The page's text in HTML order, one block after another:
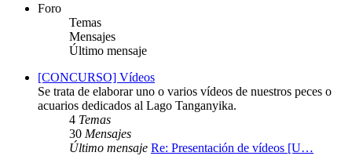
Foro
Temas
Mensajes
Último mensaje
[CONCURSO] Vídeos
Se trata de elaborar uno o varios vídeos de nuestros peces o
acuarios dedicados al Lago Tanganyika.
4 Temas
30 Mensajes
Último mensaje Re: Presentación de vídeos [U…